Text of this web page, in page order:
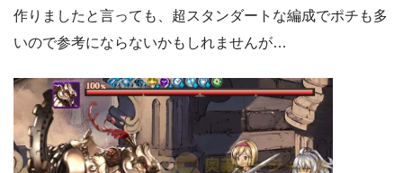
作りましたと言っても、超スタンダートな編成でポチも多
いので参考にならないかもしれませんが…